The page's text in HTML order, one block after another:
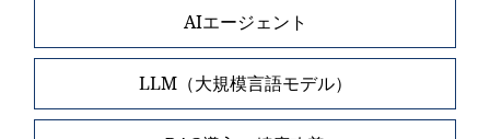
AIエージェント
LLM（大規模言語モデル）